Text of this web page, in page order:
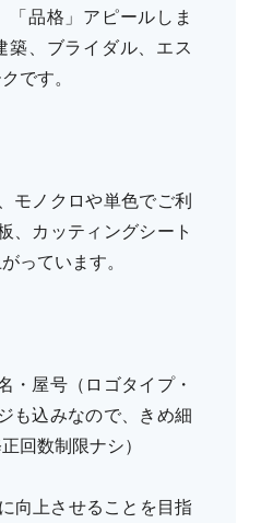
品格」アピールしま
、ブライダル、エス
です。
モノクロや単色でご利
、カッティングシート
っています。
・屋号（ロゴタイプ・
も込みなので、きめ細
回数制限ナシ）
向上させることを目指